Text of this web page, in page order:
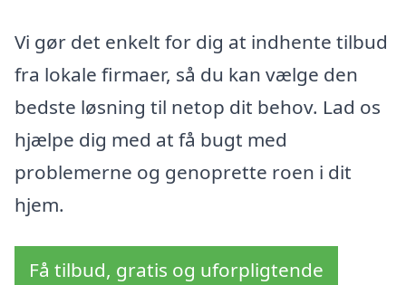
Vi gør det enkelt for dig at indhente tilbud
fra lokale firmaer, så du kan vælge den
bedste løsning til netop dit behov. Lad os
hjælpe dig med at få bugt med
problemerne og genoprette roen i dit
hjem.
Få tilbud, gratis og uforpligtende